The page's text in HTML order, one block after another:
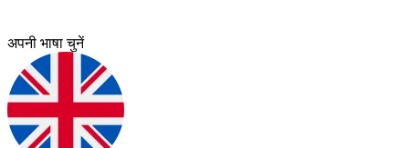
अपनी भाषा चुनें